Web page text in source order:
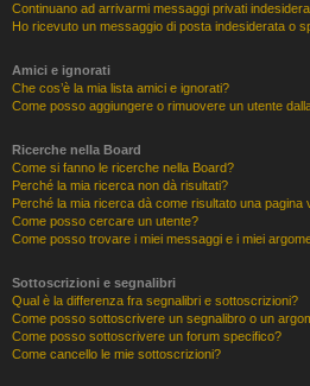
Continuano ad arrivarmi messaggi privati
Ho ricevuto un messaggio di posta indesiderata o
Amici e ignorati
Che cos’è la mia lista amici e ignorati?
Come posso aggiungere o rimuovere un utente
Ricerche nella Board
Come si fanno le ricerche nella Board?
Perché la mia ricerca non dà risultati?
Perché la mia ricerca dà come risultato una pagina
Come posso cercare un utente?
Come posso trovare i miei messaggi e i miei
Sottoscrizioni e segnalibri
Qual è la differenza fra segnalibri e sottoscrizioni?
Come posso sottoscrivere un segnalibro o un
Come posso sottoscrivere un forum specifico?
Come cancello le mie sottoscrizioni?